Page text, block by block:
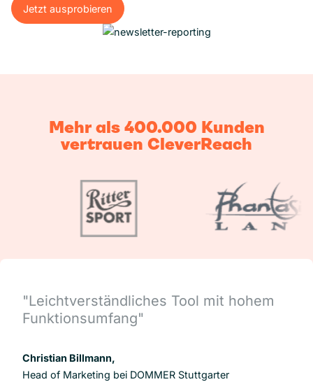
Jetzt ausprobieren
Jetzt ausprobieren
Mehr als 400.000 Kunden
vertrauen CleverReach
"Leichtverständliches Tool mit hohem
Funktionsumfang"
Christian Billmann,
Head of Marketing bei DOMMER Stuttgarter